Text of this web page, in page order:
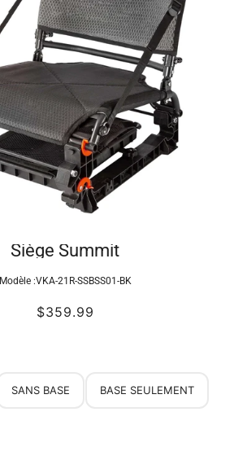
Siège Summit
Modèle :VKA-21R-SSBSS01-BK
$359.99
SANS BASE BASE SEULEMENT